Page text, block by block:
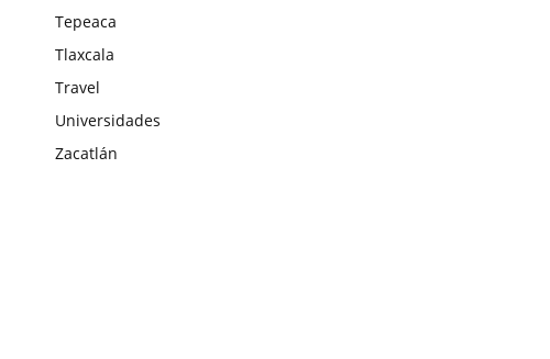
Tepeaca
Tlaxcala
Travel
Universidades
Zacatlán